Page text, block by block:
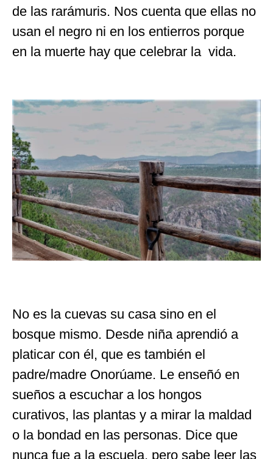
de las rarámuris. Nos cuenta que ellas no
usan el negro ni en los entierros porque
en la muerte hay que celebrar la vida.
No es la cuevas su casa sino en el
bosque mismo. Desde niña aprendió a
platicar con él, que es también el
padre/madre Onorúame. Le enseñó en
sueños a escuchar a los hongos
curativos, las plantas y a mirar la maldad
o la bondad en las personas. Dice que
nunca fue a la escuela, pero sabe leer las